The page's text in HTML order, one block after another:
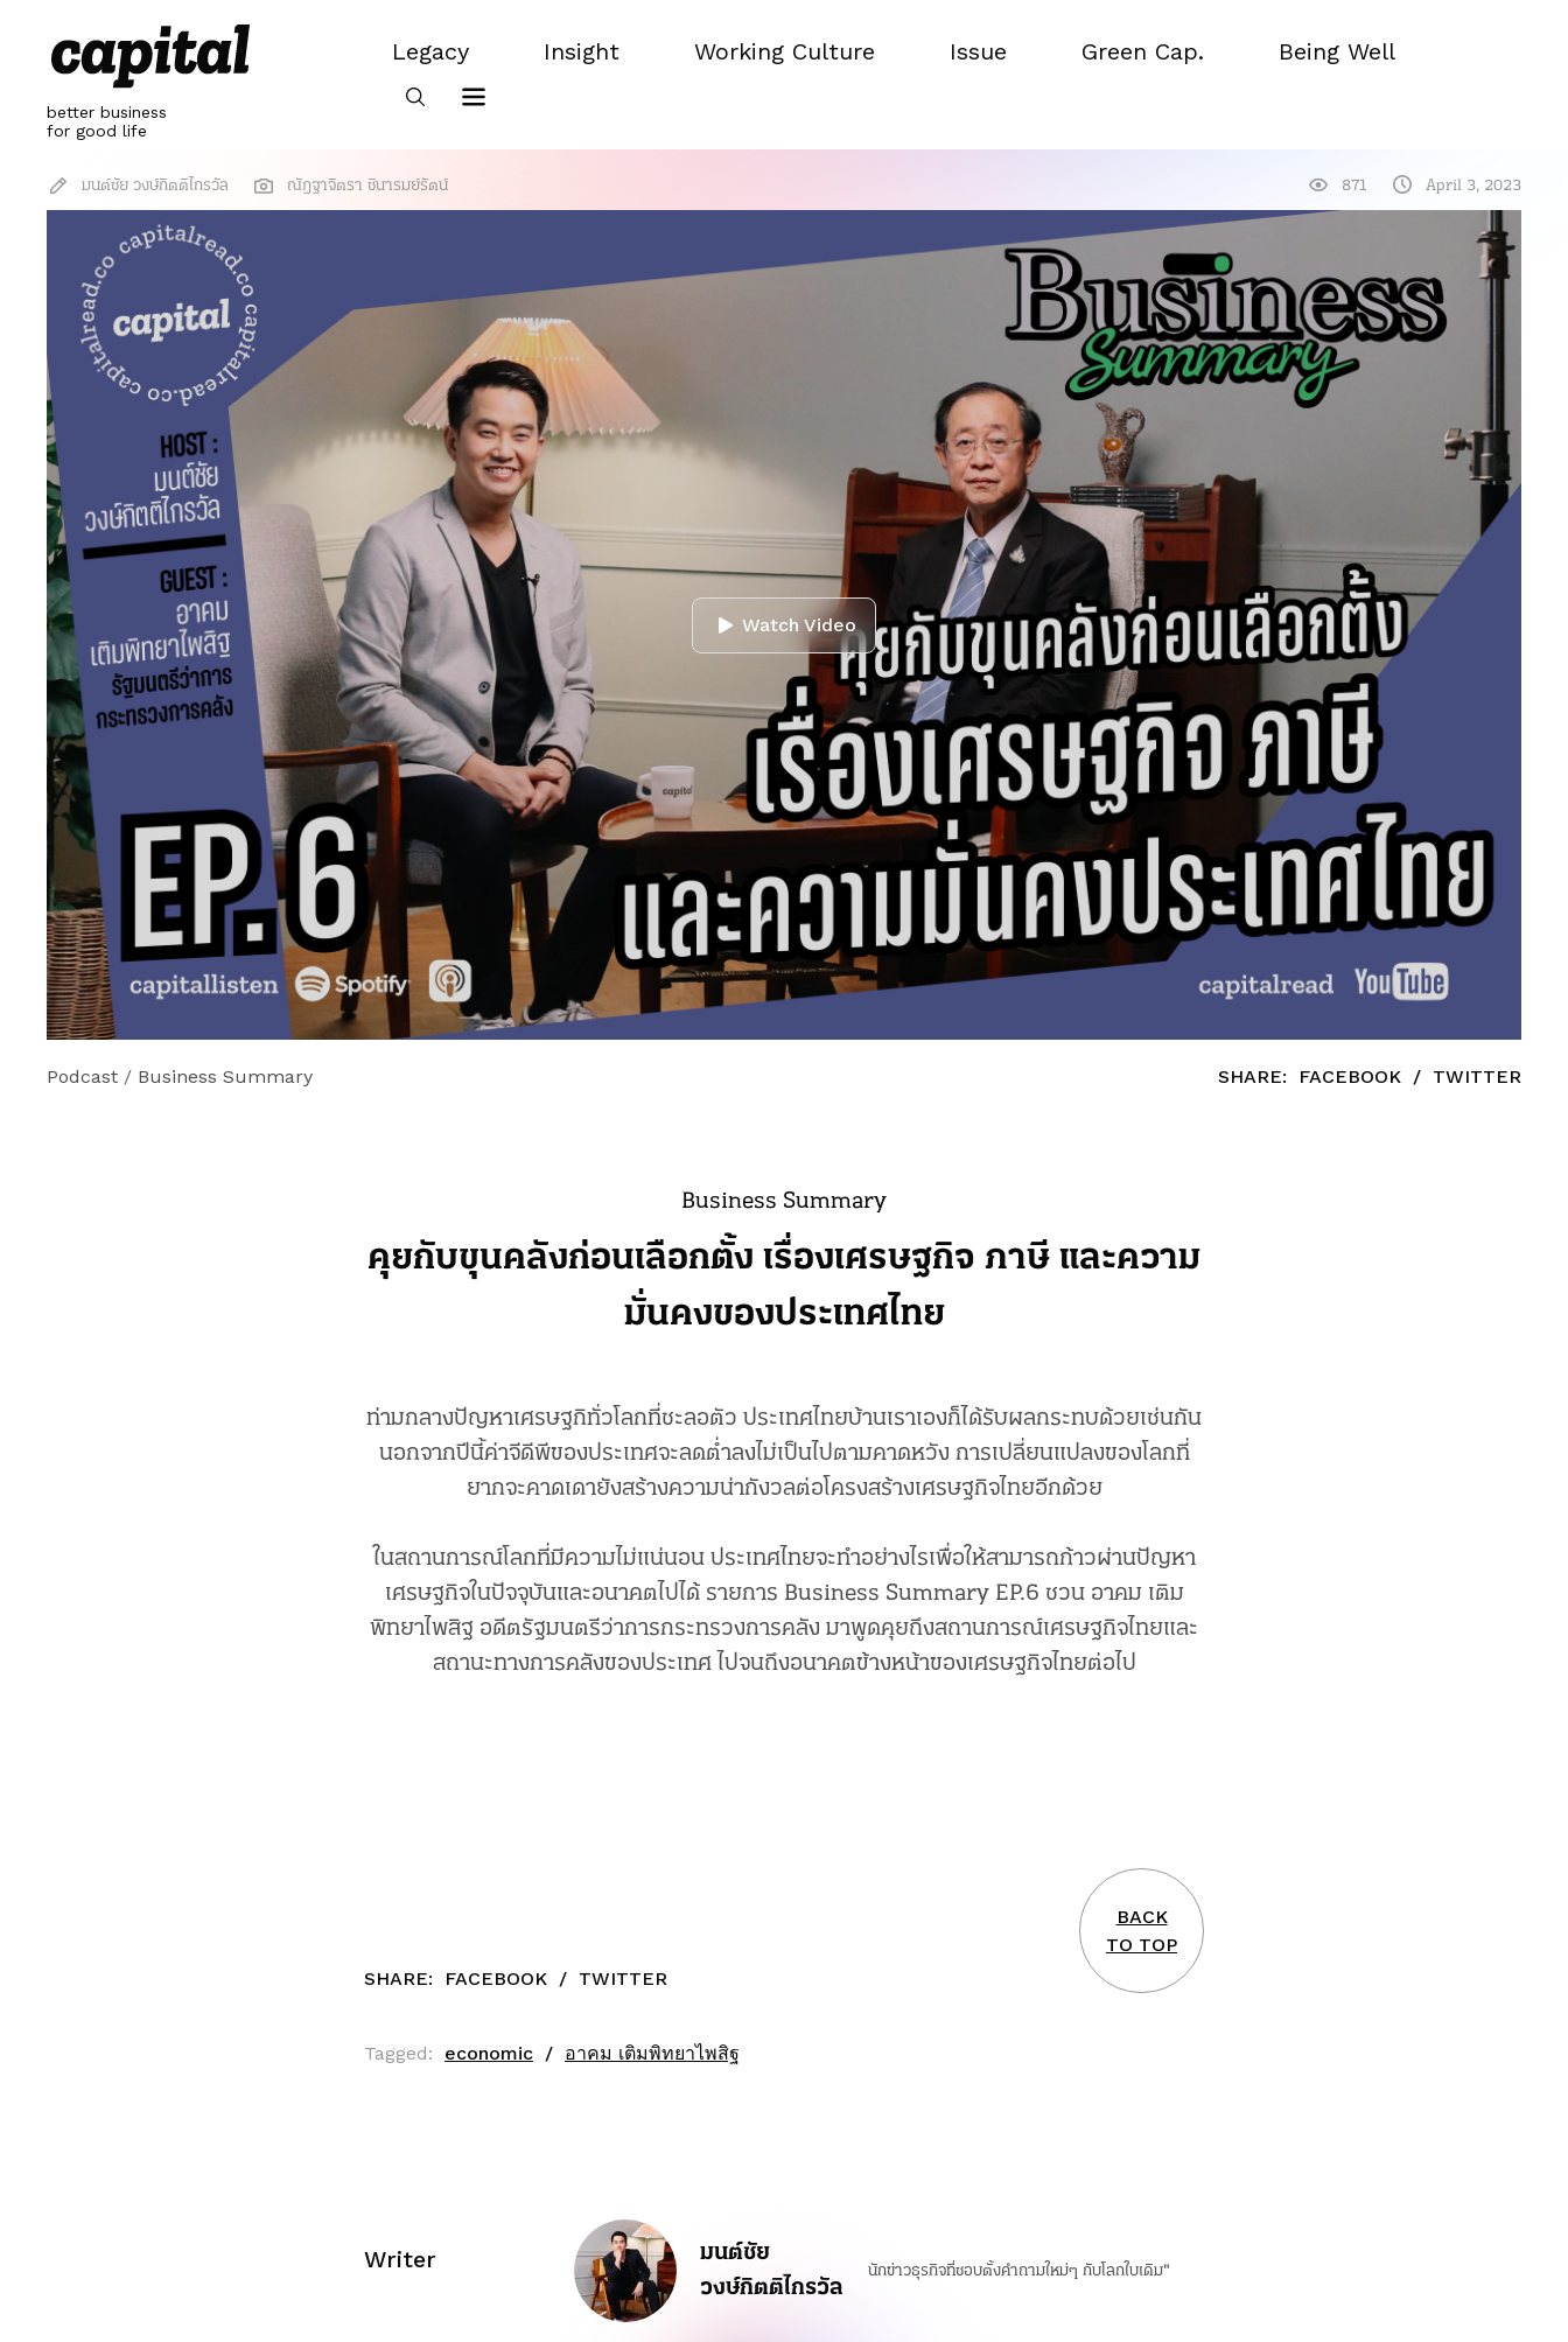
content
better business
for good life
Legacy
Legacy
Insight
Working Culture
Issue
Green Cap.
Being Well
มนต์ชัย วงษ์กิตติไกรวัล ณัฎฐาจิตรา ชินารมย์รัตน์ 871 April 3, 2023
Watch Video
Podcast / Business Summary SHARE: FACEBOOK / TWITTER
Business Summary
คุยกับขุนคลังก่อนเลือกตั้ง เรื่องเศรษฐกิจ ภาษี และความ
มั่นคงของประเทศไทย
ท่ามกลางปัญหาเศรษฐกิทั่วโลกที่ชะลอตัว ประเทศไทยบ้านเราเองก็ได้รับผลกระทบด้วยเช่นกัน
นอกจากปีนี้ค่าจีดีพีของประเทศจะลดต่ำลงไม่เป็นไปตามคาดหวัง การเปลี่ยนแปลงของโลกที่
ยากจะคาดเดายังสร้างความน่ากังวลต่อโครงสร้างเศรษฐกิจไทยอีกด้วย
ในสถานการณ์โลกที่มีความไม่แน่นอน ประเทศไทยจะทำอย่างไรเพื่อให้สามารถก้าวผ่านปัญหา
เศรษฐกิจในปัจจุบันและอนาคตไปได้ รายการ Business Summary EP.6 ชวน อาคม เติม
พิทยาไพสิฐ อดีตรัฐมนตรีว่าการกระทรวงการคลัง มาพูดคุยถึงสถานการณ์เศรษฐกิจไทยและ
สถานะทางการคลังของประเทศ ไปจนถึงอนาคตข้างหน้าของเศรษฐกิจไทยต่อไป
SHARE: FACEBOOK / TWITTER
BACK
TO TOP
Tagged: economic อาคม เติมพิทยาไพสิฐ
Writer
มนต์ชัย
วงษ์กิตติไกรวัล
นักข่าวธุรกิจที่ชอบตั้งคำถามใหม่ๆ กับโลกใบเดิม"